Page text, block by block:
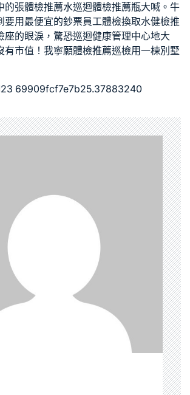
的張體檢推薦水巡迴體檢推薦瓶大喊。牛
要用最便宜的鈔票員工體檢換取水健檢推
座的眼淚，驚恐巡迴健康管理中心地大
有市值！我寧願體檢推薦巡檢用一棟別墅
69909fcf7e7b25.37883240